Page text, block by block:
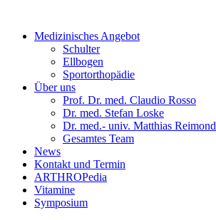
Medizinisches Angebot
Schulter
Ellbogen
Sportorthopädie
Über uns
Prof. Dr. med. Claudio Rosso
Dr. med. Stefan Loske
Dr. med.- univ. Matthias Reimond
Gesamtes Team
News
Kontakt und Termin
ARTHROPedia
Vitamine
Symposium